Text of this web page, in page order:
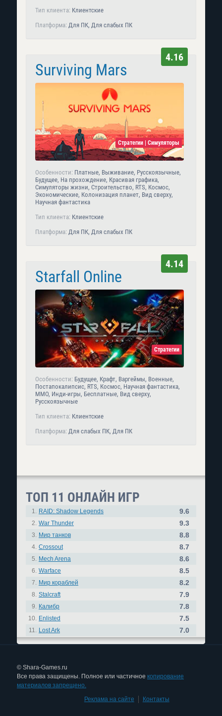
Тип клиента: Клиентские
Платформа: Для ПК, Для слабых ПК
Surviving Mars
4.16
Стратегии | Симуляторы
Особенности: Платные, Выживание, Русскоязычные,
Будущее, На прохождение, Красивая графика,
Симуляторы жизни, Строительство, RTS, Космос,
Экономические, Колонизация планет, Вид сверху,
Научная фантастика
Тип клиента: Клиентские
Платформа: Для ПК, Для слабых ПК
Starfall Online
4.14
Стратегии
Особенности: Будущее, Крафт, Варгеймы, Военные,
Постапокалипсис, RTS, Космос, Научная фантастика,
MMO, Инди-игры, Бесплатные, Вид сверху,
Русскоязычные
Тип клиента: Клиентские
Платформа: Для слабых ПК, Для ПК
ТОП 11 ОНЛАЙН ИГР
1. RAID: Shadow Legends 9.6
2. War Thunder 9.3
3. Мир танков 8.8
4. Crossout 8.7
5. Mech Arena 8.6
6. Warface 8.5
7. Мир кораблей 8.2
8. Stalcraft 7.9
9. Калибр 7.8
10. Enlisted 7.5
11. Lost Ark 7.0
© Shara-Games.ru
Все права защищены. Полное или частичное копирование
материалов запрещено.
Реклама на сайте
Контакты